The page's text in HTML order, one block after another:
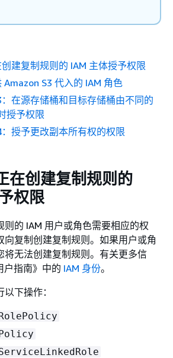
建复制规则的 IAM 主体授予权限
Amazon S3 代入的 IAM 角色
：在源存储桶和目标存储桶由不同的
授予权限
：授予更改副本所有权的权限
在创建复制规则的
权限
则的 IAM 用户或角色需要相应的权
向复制创建复制规则。如果用户或角
将无法创建复制规则。有关更多信
指南》 中的 IAM 身份。
下操作：